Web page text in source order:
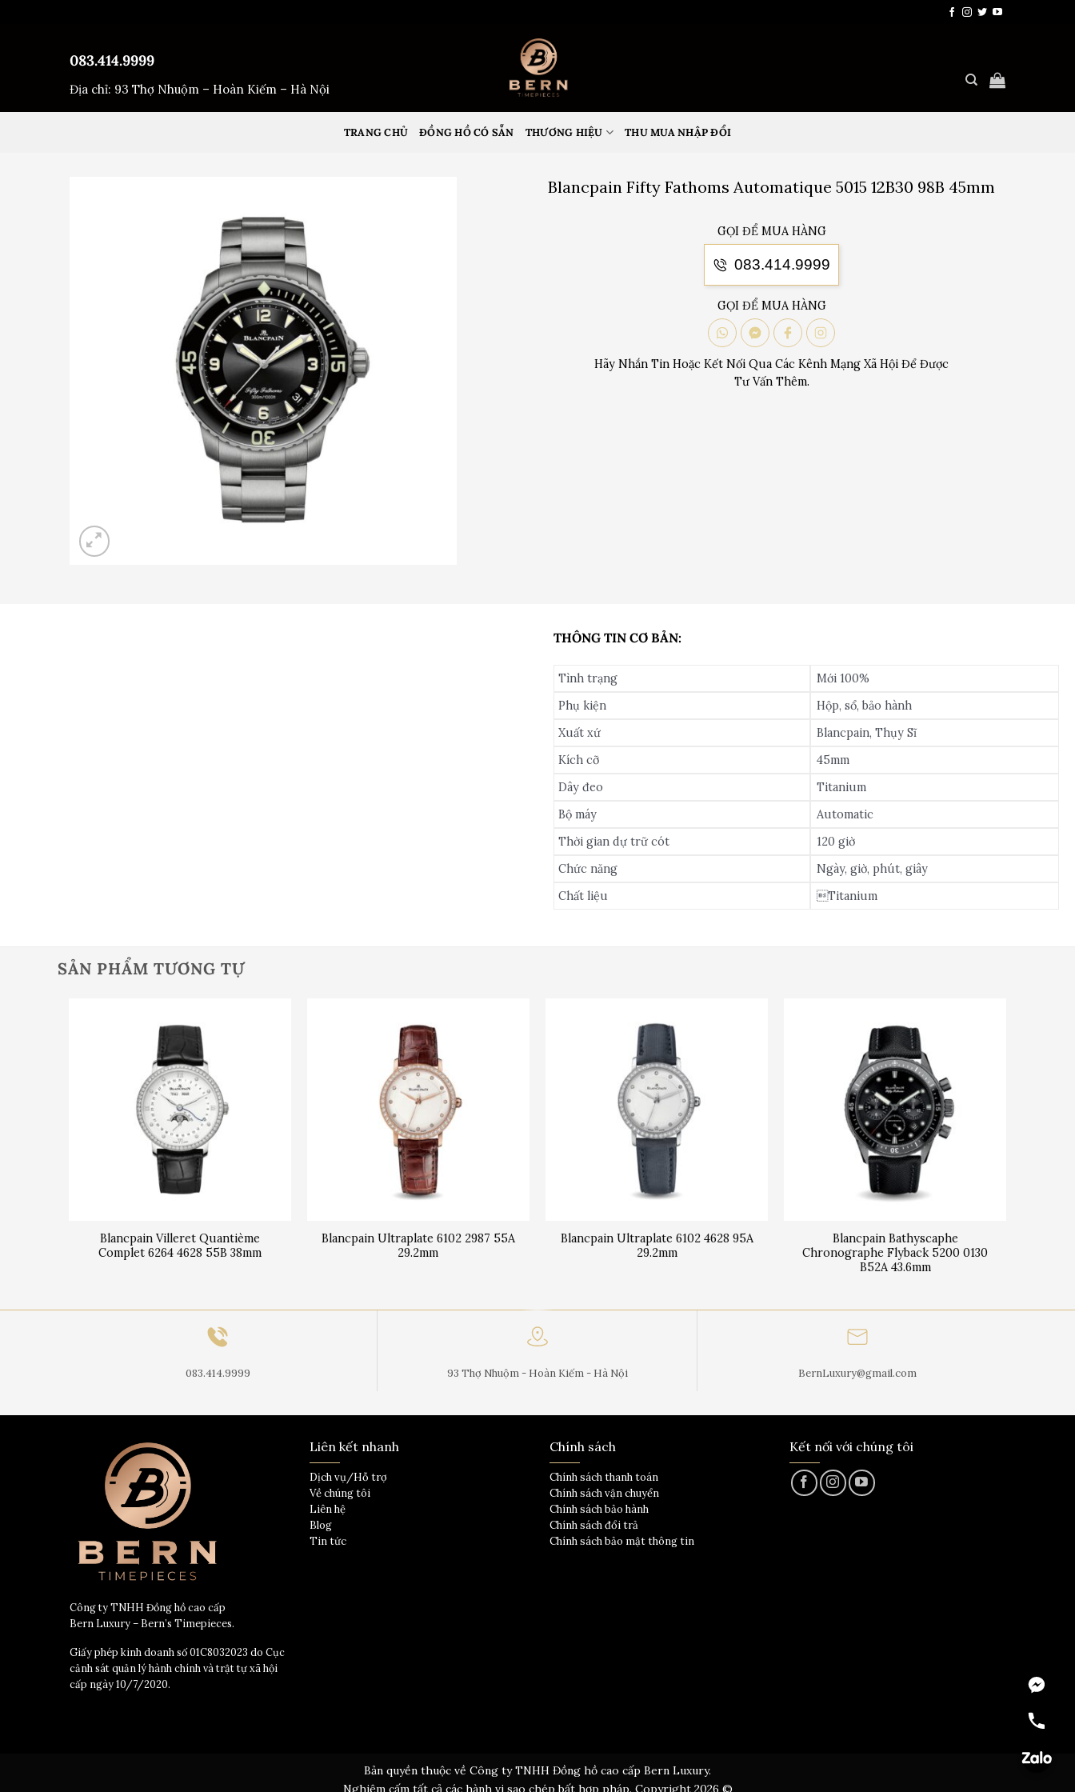
083.414.9999
Địa chỉ: 93 Thợ Nhuộm – Hoàn Kiếm – Hà Nội
TRANG CHỦ ĐỒNG HỒ CÓ SẴN THƯƠNG HIỆU THU MUA NHẬP ĐỔI
Blancpain Fifty Fathoms Automatique 5015 12B30 98B 45mm
GỌI ĐỂ MUA HÀNG
083.414.9999
GỌI ĐỂ MUA HÀNG
Hãy Nhắn Tin Hoặc Kết Nối Qua Các Kênh Mạng Xã Hội Để Được
Tư Vấn Thêm.
THÔNG TIN CƠ BẢN:
Tình trạng
Mới 100%
Phụ kiện
Hộp, sổ, bảo hành
Xuất xứ
Blancpain, Thụy Sĩ
Kích cỡ
45mm
Dây đeo
Titanium
Bộ máy
Automatic
Thời gian dự trữ cót
120 giờ
Chức năng
Ngày, giờ, phút, giây
Chất liệu
Titanium
SẢN PHẨM TƯƠNG TỰ
Blancpain Villeret Quantième
Complet 6264 4628 55B 38mm
Blancpain Ultraplate 6102 2987 55A
29.2mm
Blancpain Ultraplate 6102 4628 95A
29.2mm
Blancpain Bathyscaphe
Chronographe Flyback 5200 0130
B52A 43.6mm
083.414.9999 93 Thợ Nhuộm - Hoàn Kiếm - Hà Nội BernLuxury@gmail.com
Công ty TNHH Đồng hồ cao cấp
Bern Luxury – Bern’s Timepieces.
Giấy phép kinh doanh số 01C8032023 do Cục
cảnh sát quản lý hành chính và trật tự xã hội
cấp ngày 10/7/2020.
Liên kết nhanh
Dịch vụ/Hỗ trợ
Về chúng tôi
Liên hệ
Blog
Tin tức
Chính sách
Chính sách thanh toán
Chính sách vận chuyển
Chính sách bảo hành
Chính sách đổi trả
Chính sách bảo mật thông tin
Kết nối với chúng tôi
Bản quyền thuộc về Công ty TNHH Đồng hồ cao cấp Bern Luxury.
Nghiêm cấm tất cả các hành vi sao chép bất hợp pháp. Copyright 2026 ©